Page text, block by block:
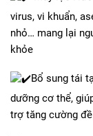
virus, vi khuẩn,
nhỏ… mang lại
khỏe
Bổ sung tái
dưỡng cơ thể,
trợ tăng cường